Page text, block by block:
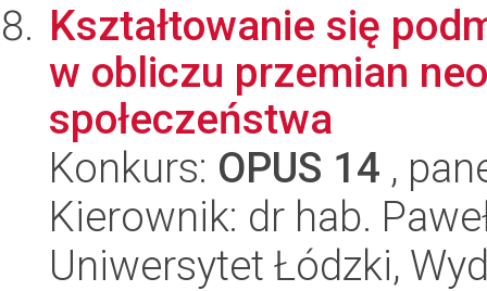
Kształtowanie się
w obliczu przemian
społeczeństwa
Konkurs: OPUS 14 ,
Kierownik: dr hab.
Uniwersytet Łódzki,